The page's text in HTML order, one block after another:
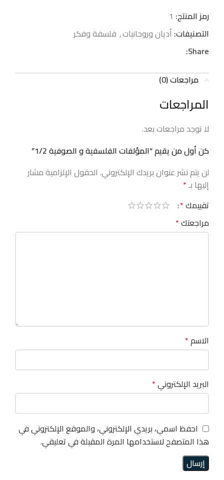
رمز المنتج: 1
التصنيفات: أديان وروحانيات, فلسفة وفكر
Share:
مراجعات (0)
المراجعات
لا توجد مراجعات بعد.
كن أول من يقيم “المؤلفات الفلسفية و الصوفية 1/2”
لن يتم نشر عنوان بريدك الإلكتروني. الحقول الإلزامية مشار
إليها بـ*
تقييمك*
مراجعتك*
الاسم*
البريد الإلكتروني*
احفظ اسمي، بريدي الإلكتروني، والموقع الإلكتروني في
هذا المتصفح لاستخدامها المرة المقبلة في تعليقي.